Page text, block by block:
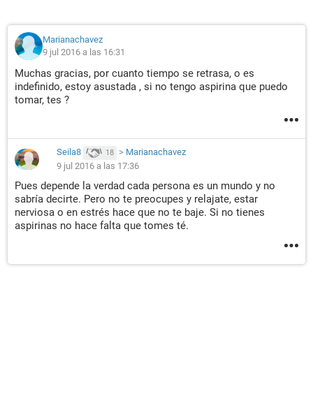
Marianachavez
9 jul 2016 a las 16:31
Muchas gracias, por cuanto tiempo se retrasa, o es
indefinido, estoy asustada , si no tengo aspirina que puedo
tomar, tes ?
Seila8 18 > Marianachavez
9 jul 2016 a las 17:36
Pues depende la verdad cada persona es un mundo y no
sabría decirte. Pero no te preocupes y relajate, estar
nerviosa o en estrés hace que no te baje. Si no tienes
aspirinas no hace falta que tomes té.